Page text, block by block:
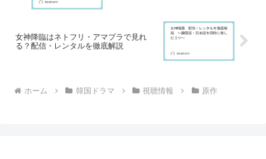
でをまとめて紹介します。
女神降臨はネトフリ・アマプラで見れ
る？配信・レンタルを徹底解説
ホーム 韓国ドラマ 視聴情報 原作